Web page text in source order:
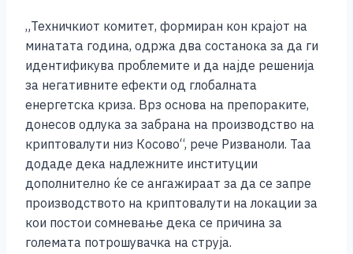
„Техничкиот комитет, формиран кон крајот на
минатата година, одржа два состанока за да ги
идентификува проблемите и да најде решенија
за негативните ефекти од глобалната
енергетска криза. Врз основа на препораките,
донесов одлука за забрана на производство на
криптовалути низ Косово“, рече Ризваноли. Таа
додаде дека надлежните институции
дополнително ќе се ангажираат за да се запре
производството на криптовалути на локации за
кои постои сомневање дека се причина за
големата потрошувачка на струја.